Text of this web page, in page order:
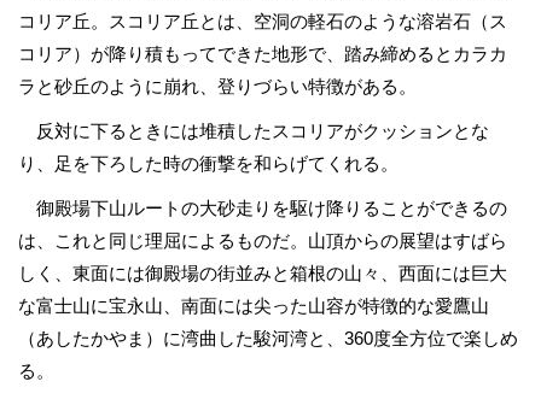
コリア丘。スコリア丘とは、空洞の軽石のような溶岩石（ス
コリア）が降り積もってできた地形で、踏み締めるとカラカ
ラと砂丘のように崩れ、登りづらい特徴がある。
反対に下るときには堆積したスコリアがクッションとな
り、足を下ろした時の衝撃を和らげてくれる。
御殿場下山ルートの大砂走りを駆け降りることができるの
は、これと同じ理屈によるものだ。山頂からの展望はすばら
しく、東面には御殿場の街並みと箱根の山々、西面には巨大
な富士山に宝永山、南面には尖った山容が特徴的な愛鷹山
（あしたかやま）に湾曲した駿河湾と、360度全方位で楽しめ
る。